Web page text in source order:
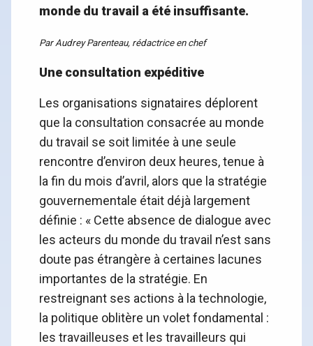
monde du travail a été insuffisante.
Par Audrey Parenteau, rédactrice en chef
Une consultation expéditive
Les organisations signataires déplorent
que la consultation consacrée au monde
du travail se soit limitée à une seule
rencontre d’environ deux heures, tenue à
la fin du mois d’avril, alors que la stratégie
gouvernementale était déjà largement
définie : « Cette absence de dialogue avec
les acteurs du monde du travail n’est sans
doute pas étrangère à certaines lacunes
importantes de la stratégie. En
restreignant ses actions à la technologie,
la politique oblitère un volet fondamental :
les travailleuses et les travailleurs qui